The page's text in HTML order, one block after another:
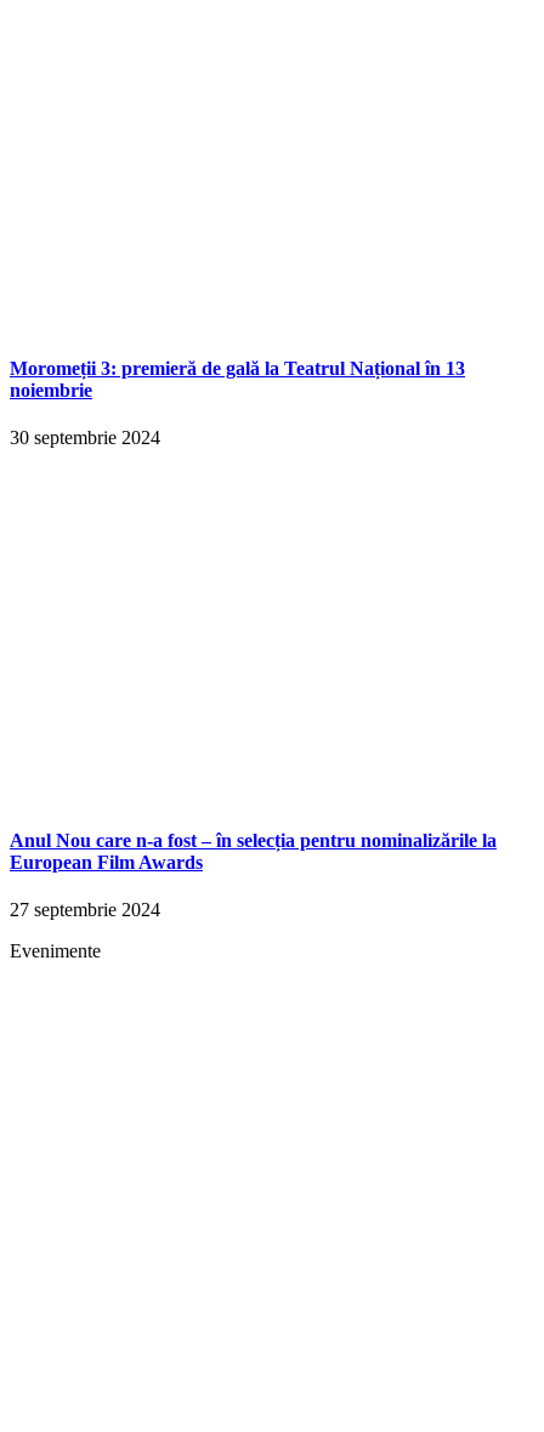
Moromeții 3: premieră de gală la Teatrul Național în 13
noiembrie
30 septembrie 2024
Anul Nou care n-a fost – în selecția pentru nominalizările la
European Film Awards
27 septembrie 2024
Evenimente